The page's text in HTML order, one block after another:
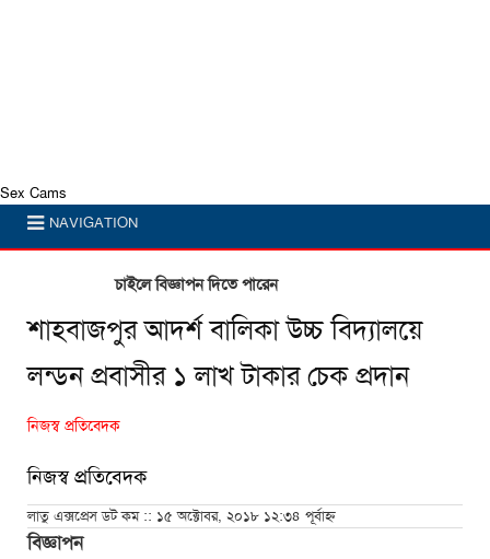
Sex Cams
NAVIGATION
চাইলে বিজ্ঞাপন দিতে পারেন
শাহবাজপুর আদর্শ বালিকা উচ্চ বিদ্যালয়ে
লন্ডন প্রবাসীর ১ লাখ টাকার চেক প্রদান
নিজস্ব প্রতিবেদক
নিজস্ব প্রতিবেদক
লাতু এক্সপ্রেস ডট কম :: ১৫ অক্টোবর, ২০১৮ ১২:৩৪ পূর্বাহ্ন
বিজ্ঞাপন